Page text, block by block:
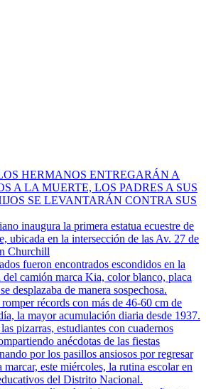
HERMANOS ENTREGARÁN A
A LA MUERTE, LOS PADRES A SUS
SE LEVANTARÁN CONTRA SUS
inaugura la primera estatua ecuestre de
ubicada en la intersección de las Av. 27 de
Churchill
fueron encontrados escondidos en la
camión marca Kia, color blanco, placa
desplazaba de manera sospechosa.
récords con más de 46-60 cm de
la mayor acumulación diaria desde 1937.
pizarras, estudiantes con cuadernos
anécdotas de las fiestas
por los pasillos ansiosos por regresar
marcar, este miércoles, la rutina escolar en
del Distrito Nacional.